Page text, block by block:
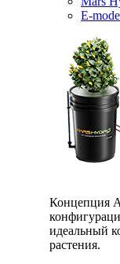
E-mode
Концепция
идеальный
растения.